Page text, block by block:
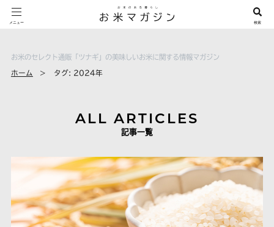
お米のセレクト通販「ツナギ」の美味しいお米に関する情報マガジン
ホーム タグ: 2024年
ALL ARTICLES
記事一覧